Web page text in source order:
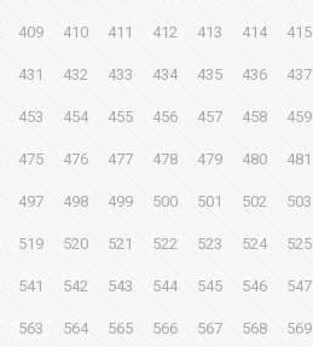
409 410 411 412 413 414 415
431 432 433 434 435 436 437
453 454 455 456 457 458 459
475 476 477 478 479 480 481
497 498 499 500 501 502 503
519 520 521 522 523 524 525
541 542 543 544 545 546 547
563 564 565 566 567 568 569